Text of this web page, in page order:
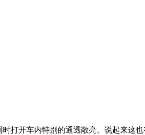
打开车内特别的通透敞亮。说起来这